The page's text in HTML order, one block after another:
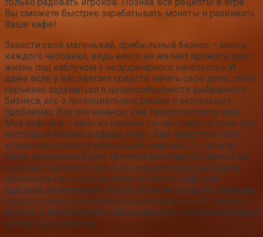
Вы сможете быстрее зарабатывать монеты и развивать
Ваше кафе!
Завести свой маленький, прибыльный бизнес – мечта
каждого человека, ведь никто не желает прожить всю
жизнь под каблуком у неординарного начальства. И
даже если у вас хватает средств начать свое дело, стоит
серьезно задуматься о целесообразности выбранного
бизнеса, его о потенциальных рисках и актуальных
проблемах. Все эти нюансы уже предусмотрела игра
Моя кофейня – один из первых онлайн симуляторов про
настоящий бизнес в сфере услуг. Вам предстоит стать
хозяином/хозяйкой небольшой кофейни. По началу,
ваше заведение будет обычной раскладной лавкой на
колесах. С раннего утра и до поздней ночи вы будете
проводить свои дни за стойкой, готовя кофе для
здешних посетителей. Когда после нескольких месяцев
труда в заначке накопиться достаточно денег – можно
думать о приобретении стационарного места реализации
ароматных напитков.